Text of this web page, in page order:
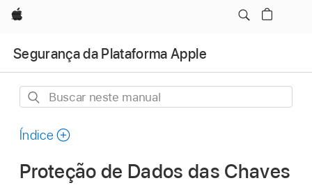
Apple
Segurança da Plataforma Apple
Buscar
manual
Índice
Proteção de Dados das Chaves